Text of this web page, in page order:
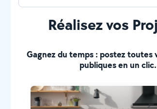
Réalisez vos
Gagnez du temps : postez toutes
publiques en un clic.